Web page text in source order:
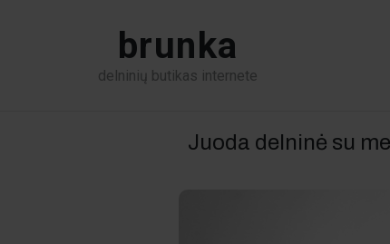
brunka
delninių butikas internete
Juoda delninė su